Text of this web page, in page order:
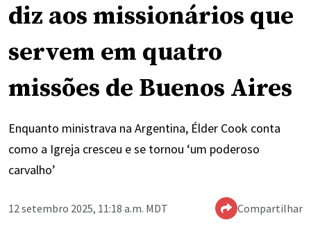
diz aos missionários que
servem em quatro
missões de Buenos Aires
Enquanto ministrava na Argentina, Élder Cook conta
como a Igreja cresceu e se tornou ‘um poderoso
carvalho’
12 setembro 2025, 11:18 a.m. MDT Compartilhar